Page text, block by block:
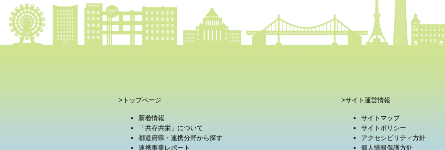
>トップページ
新着情報
「共存共栄」について
都道府県・連携分野から探す
連携事業レポート
>サイト運営情報
サイトマップ
サイトポリシー
アクセシビリティ方針
個人情報保護方針